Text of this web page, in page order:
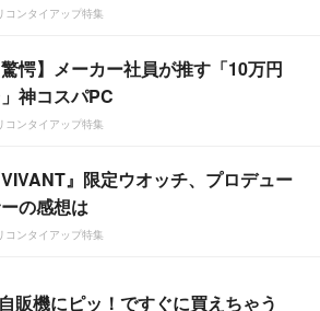
コンタイアップ特集
驚愕】メーカー社員が推す「10万円
神コスパPC
コンタイアップ特集
VIVANT』限定ウオッチ、プロデュー
の感想は
コンタイアップ特集
自販機にピッ！ですぐに買えちゃう